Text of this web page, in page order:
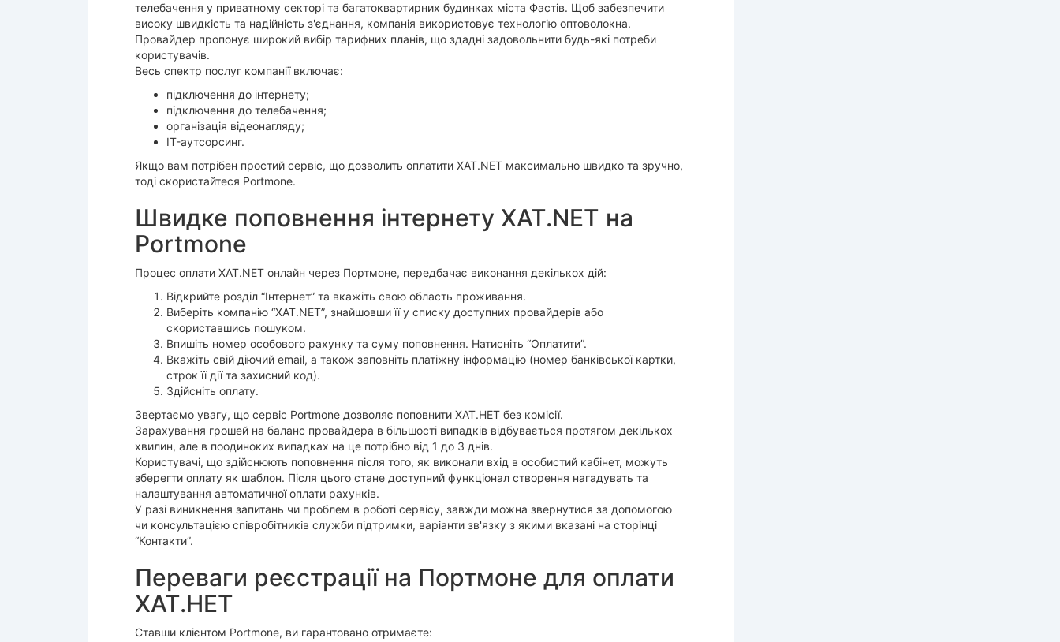
телебачення у приватному секторі та багатоквартирних будинках міста Фастів. Щоб забезпечити
високу швидкість та надійність з'єднання, компанія використовує технологію оптоволокна.
Провайдер пропонує широкий вибір тарифних планів, що здадні задовольнити будь-які потреби
користувачів.
Весь спектр послуг компанії включає:
підключення до інтернету;
підключення до телебачення;
організація відеонагляду;
IT-аутсорсинг.
Якщо вам потрібен простий сервіс, що дозволить оплатити XAT.NET максимально швидко та зручно,
тоді скористайтеся Portmone.
Швидке поповнення інтернету XAT.NET на
Portmone
Процес оплати ХАТ.NET онлайн через Портмоне, передбачає виконання декількох дій:
Відкрийте розділ “Інтернет” та вкажіть свою область проживання.
Виберіть компанію “XAT.NET”, знайшовши її у списку доступних провайдерів або
скориставшись пошуком.
Впишіть номер особового рахунку та суму поповнення. Натисніть “Оплатити”.
Вкажіть свій діючий email, а також заповніть платіжну інформацію (номер банківської картки,
строк її дії та захисний код).
Здійсніть оплату.
Звертаємо увагу, що сервіс Portmone дозволяє поповнити ХАТ.НЕТ без комісії.
Зарахування грошей на баланс провайдера в більшості випадків відбувається протягом декількох
хвилин, але в поодиноких випадках на це потрібно від 1 до 3 днів.
Користувачі, що здійснюють поповнення після того, як виконали вхід в особистий кабінет, можуть
зберегти оплату як шаблон. Після цього стане доступний функціонал створення нагадувать та
налаштування автоматичної оплати рахунків.
У разі виникнення запитань чи проблем в роботі сервісу, завжди можна звернутися за допомогою
чи консультацією співробітників служби підтримки, варіанти зв'язку з якими вказані на сторінці
“Контакти”.
Переваги реєстрації на Портмоне для оплати
ХАТ.НЕТ
Ставши клієнтом Portmone, ви гарантовано отримаєте: